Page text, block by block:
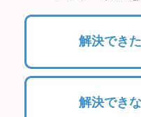
解決できた
解決でき